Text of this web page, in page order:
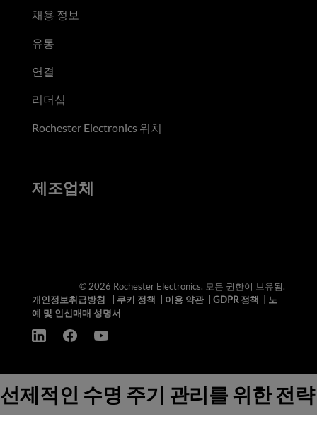
채용 정보
유통
연결
리더십
Rochester Electronics 위치
제조업체
© 2026 Rochester Electronics. 모든 권한이 보유됨.
개인정보취급방침
쿠키 정책 이용 약관| GDPR 정책
노
예 및 인신매매 성명서
선제적인 수명 주기 관리를 위한 전략